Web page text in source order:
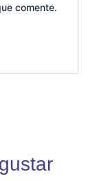
comente.